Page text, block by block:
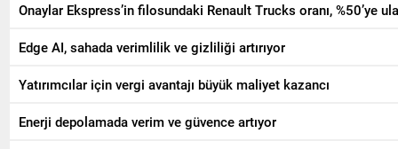
Onaylar Ekspress’in filosundaki Renault Trucks oranı, %50’ye
Edge AI, sahada verimlilik ve gizliliği artırıyor
Yatırımcılar için vergi avantajı büyük maliyet kazancı
Enerji depolamada verim ve güvence artıyor